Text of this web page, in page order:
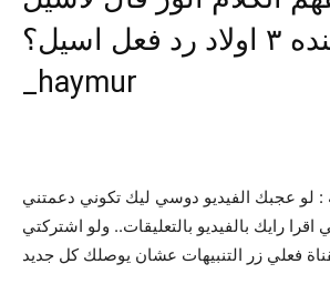
انه عنده ٣ اولاد رد فعل اسيل؟!!
_haymur
: لو عجبك الفيديو دوسي ليك تكوني دعمتني
اقرا رايك بالفيديو بالتعليقات.. ولو اشتركتي
فعلي زر التنبيهات عشان يوصلك كل جديد